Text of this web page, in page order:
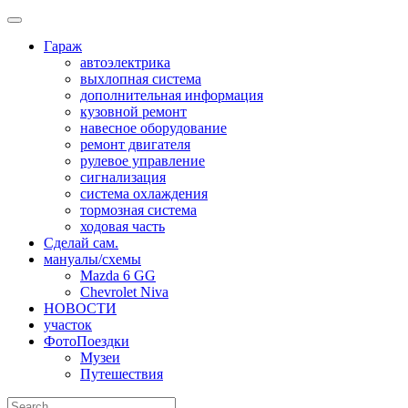
Skip
contentГараж
автоэлектрика
выхлопная система
дополнительная информация
кузовной ремонт
навесное оборудование
ремонт двигателя
рулевое управление
сигнализация
система охлаждения
тормозная система
ходовая часть
Сделай сам.
мануалы/схемы
Mazda 6 GG
Chevrolet Niva
НОВОСТИ
участок
ФотоПоездки
Музеи
Путешествия
Search